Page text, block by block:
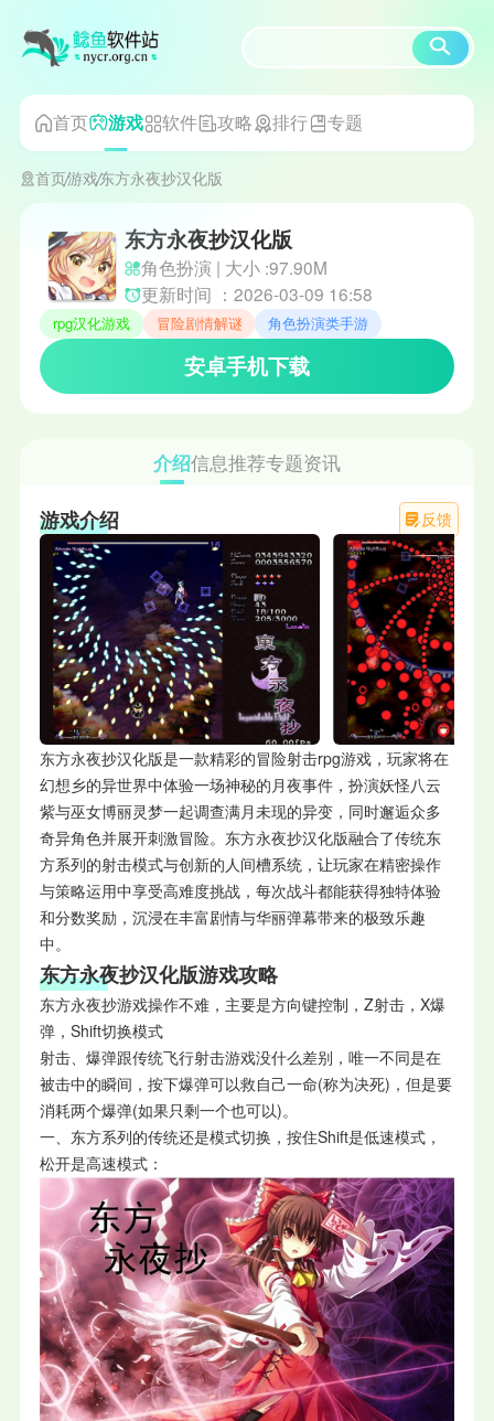
首页 游戏 软件 攻略 排行 专题
首页游戏东方永夜抄汉化版
东方永夜抄汉化版
角色扮演 | 大小 :97.90M
更新时间 ：2026-03-09 16:58
rpg汉化游戏 冒险剧情解谜 角色扮演类手游
安卓手机下载
介绍信息推荐专题资讯
反馈
游戏介绍
东方永夜抄汉化版是一款精彩的冒险射击rpg游戏，玩家将在
幻想乡的异世界中体验一场神秘的月夜事件，扮演妖怪八云
紫与巫女博丽灵梦一起调查满月未现的异变，同时邂逅众多
奇异角色并展开刺激冒险。东方永夜抄汉化版融合了传统东
方系列的射击模式与创新的人间槽系统，让玩家在精密操作
与策略运用中享受高难度挑战，每次战斗都能获得独特体验
和分数奖励，沉浸在丰富剧情与华丽弹幕带来的极致乐趣
中。
东方永夜抄汉化版游戏攻略
东方永夜抄游戏操作不难，主要是方向键控制，Z射击，X爆
弹，Shift切换模式
射击、爆弹跟传统飞行射击游戏没什么差别，唯一不同是在
被击中的瞬间，按下爆弹可以救自己一命(称为决死)，但是要
消耗两个爆弹(如果只剩一个也可以)。
一、东方系列的传统还是模式切换，按住Shift是低速模式，
松开是高速模式：